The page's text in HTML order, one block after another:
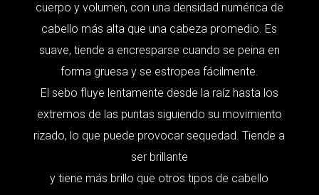
cuerpo y volumen, con una densidad numérica de
cabello más alta que una cabeza promedio. Es
suave, tiende a encresparse cuando se peina en
forma gruesa y se estropea fácilmente.
El sebo fluye lentamente desde la raíz hasta los
extremos de las puntas siguiendo su movimiento
rizado, lo que puede provocar sequedad. Tiende a
ser brillante
y tiene más brillo que otros tipos de cabello